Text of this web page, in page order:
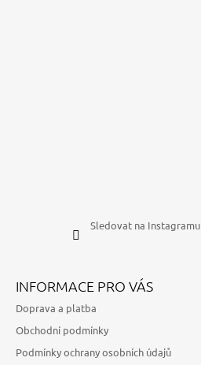
Sledovat na Instagramu
INFORMACE PRO VÁS
Doprava a platba
Obchodní podmínky
Podmínky ochrany osobních údajů